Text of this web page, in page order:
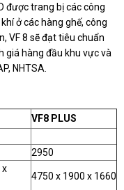
được trang bị các công
ở các hàng ghế, công
VF 8 sẽ đạt tiêu chuẩn
giá hàng đầu khu vực và
NHTSA.
VF8 PLUS
2950
x
4750 x 1900 x 1660